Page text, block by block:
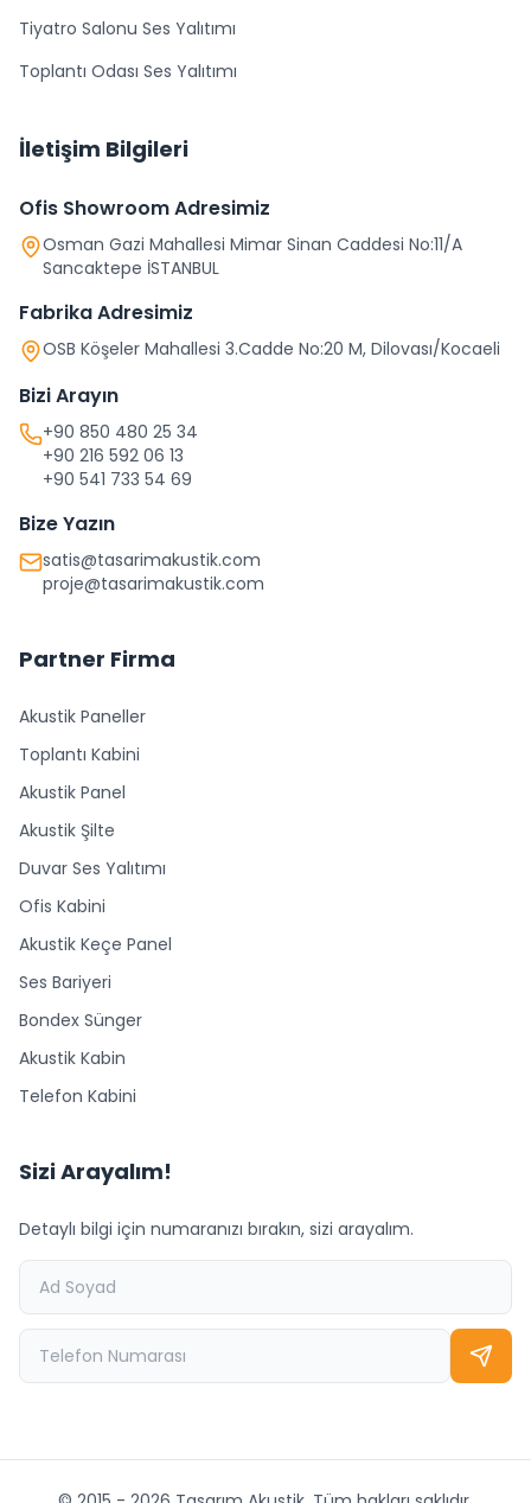
Tiyatro Salonu Ses Yalıtımı
Toplantı Odası Ses Yalıtımı
İletişim Bilgileri
Ofis Showroom Adresimiz
Osman Gazi Mahallesi Mimar Sinan Caddesi No:11/A
Sancaktepe İSTANBUL
Fabrika Adresimiz
OSB Köşeler Mahallesi 3.Cadde No:20 M, Dilovası/Kocaeli
Bizi Arayın
+90 850 480 25 34
+90 216 592 06 13
+90 541 733 54 69
Bize Yazın
satis@tasarimakustik.com
proje@tasarimakustik.com
Partner Firma
Akustik Paneller
Toplantı Kabini
Akustik Panel
Akustik Şilte
Duvar Ses Yalıtımı
Ofis Kabini
Akustik Keçe Panel
Ses Bariyeri
Bondex Sünger
Akustik Kabin
Telefon Kabini
Sizi Arayalım!
Detaylı bilgi için numaranızı bırakın, sizi arayalım.